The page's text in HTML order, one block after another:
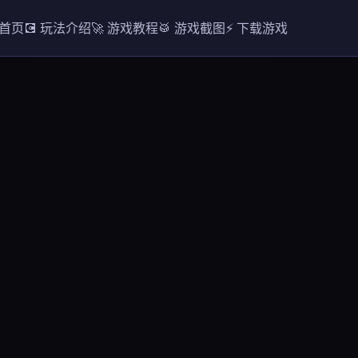
页💽 玩法介绍🚀 游戏教程🥁 游戏截图⚡ 下载游戏